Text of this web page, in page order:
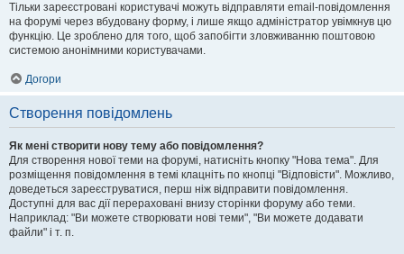
Тільки зареєстровані користувачі можуть відправляти email-повідомлення
на форумі через вбудовану форму, і лише якщо адміністратор увімкнув цю
функцію. Це зроблено для того, щоб запобігти зловживанню поштовою
системою анонімними користувачами.
Догори
Створення повідомлень
Як мені створити нову тему або повідомлення?
Для створення нової теми на форумі, натисніть кнопку "Нова тема". Для
розміщення повідомлення в темі клацніть по кнопці "Відповісти". Можливо,
доведеться зареєструватися, перш ніж відправити повідомлення.
Доступні для вас дії перераховані внизу сторінки форуму або теми.
Наприклад: "Ви можете створювати нові теми", "Ви можете додавати
файли" і т. п.